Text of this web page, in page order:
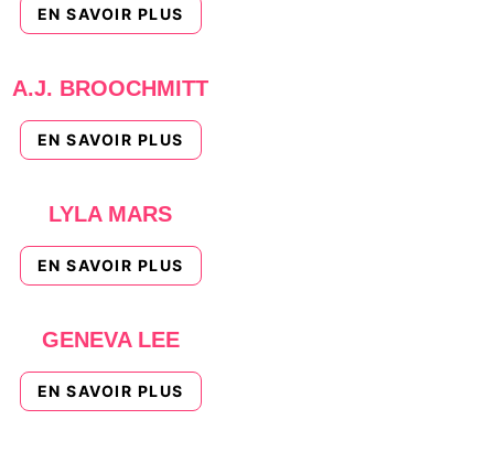
EN SAVOIR PLUS
A.J. BROOCHMITT
EN SAVOIR PLUS
LYLA MARS
EN SAVOIR PLUS
GENEVA LEE
EN SAVOIR PLUS